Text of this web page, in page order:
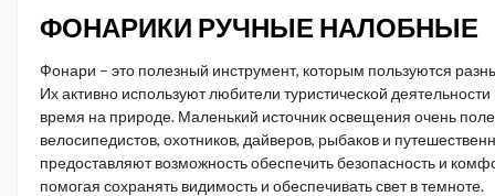
ФОНАРИКИ РУЧНЫЕ НАЛОБНЫЕ
Фонари – это полезный инструмент, которым пользуются
Их активно используют любители туристической деятельности
время на природе. Маленький источник освещения очень
велосипедистов, охотников, дайверов, рыбаков и
предоставляют возможность обеспечить безопасность и
помогая сохранять видимость и обеспечивать свет в темноте.